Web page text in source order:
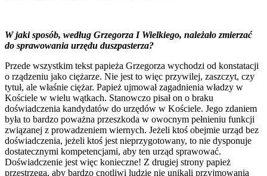
W jaki sposób, według Grzegorza I Wielkiego, należało zmierzać
do sprawowania urzędu duszpasterza?
Przede wszystkim tekst papieża Grzegorza wychodzi od konstatacji
o rządzeniu jako ciężarze. Nie jest to więc przywilej, zaszczyt, czy
tytuł, ale właśnie ciężar. Papież ujmował zagadnienia władzy w
Kościele w wielu wątkach. Stanowczo pisał on o braku
doświadczenia kandydatów do urzędów w Kościele. Jego zdaniem
była to bardzo poważna przeszkoda w owocnym pełnieniu funkcji
związanej z prowadzeniem wiernych. Jeżeli ktoś obejmie urząd bez
doświadczenia, jeżeli ktoś jest nieprzygotowany, to nie dysponuje
dostatecznymi kompetencjami, aby ten urząd sprawować.
Doświadczenie jest więc konieczne! Z drugiej strony papież
przestrzega, aby bardzo cnotliwi ludzie nie unikali przyjmowania